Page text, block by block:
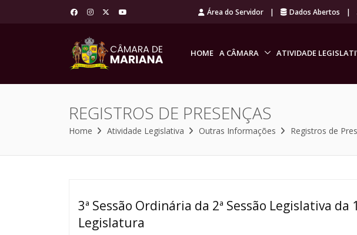
Área do Servidor | Dados Abertos |
HOME A CÂMARA ATIVIDADE
REGISTROS DE PRESENÇAS
Home Atividade Legislativa Outras Informações Registros de
3ª Sessão Ordinária da 2ª Sessão Legislativa da
Legislatura